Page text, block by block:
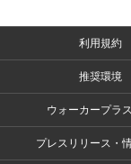
利用規約
推奨環境
ウォーカープラ
プレスリリース・